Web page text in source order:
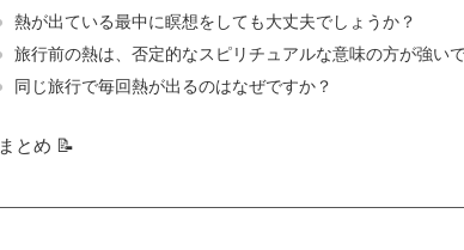
熱が出ている最中に瞑想をしても大丈夫でしょうか？
旅行前の熱は、否定的なスピリチュアルな意味の方が強い
同じ旅行で毎回熱が出るのはなぜですか？
まとめ 📝